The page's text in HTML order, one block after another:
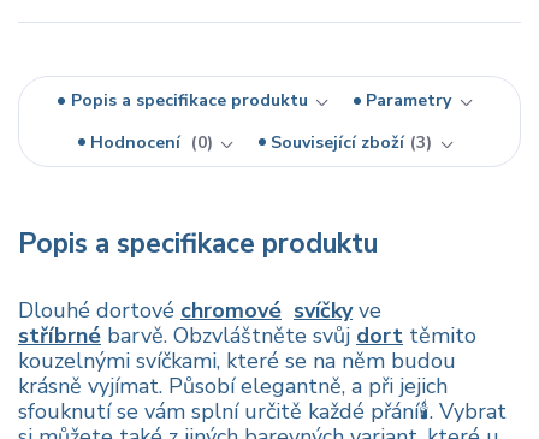
Popis a specifikace produktu
Parametry
Hodnocení
0 Související zboží 3
Popis a specifikace produktu
Dlouhé dortové chromové svíčkyve
stříbrné barvě. Obzvláštněte svůj dort těmito
kouzelnými svíčkami, které se na něm budou
krásně vyjímat. Působí elegantně, a při jejich
sfouknutí se vám splní určitě každé přání🕯️. Vybrat